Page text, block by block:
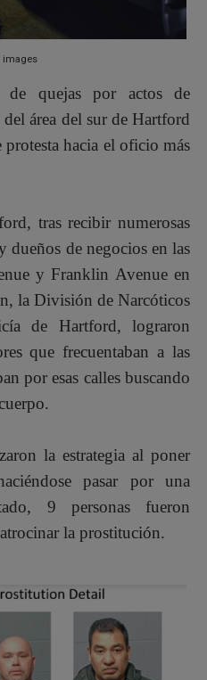
Connecticut lanza la placa
religiosos de CT
MEDIO TIEMPO DEL
TERMINA CON ACTIVISTAS
MUERE TRAS SER
$300 PARA HOGARES
images
quejas por actos de
área del sur de Hartford
hacia el oficio más
tras recibir numerosas
dueños de negocios en las
y Franklin Avenue en
la División de Narcóticos
de Hartford, lograron
que frecuentaban a las
por esas calles buscando
la estrategia al poner
pasar por una
9 personas fueron
la prostitución.